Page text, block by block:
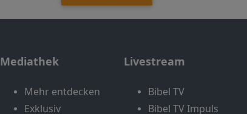
Mediathek
Mehr entdecken
Exklusiv
Livestream
Bibel TV
Bibel TV Impuls